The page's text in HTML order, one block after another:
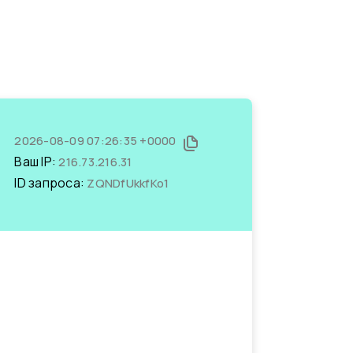
2026-08-09 07:26:35 +0000
Ваш IP:216.73.216.31
ID запроса: ZQNDfUkkfKo1